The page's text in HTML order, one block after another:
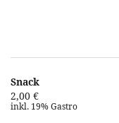
Snack
2,00 €
inkl. 19% Gastro